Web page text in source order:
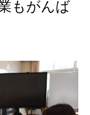
もがんば